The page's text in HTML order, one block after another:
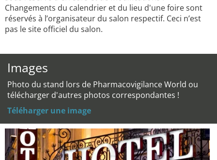
Changements du calendrier et du lieu d'une foire sont
réservés à l’organisateur du salon respectif. Ceci n’est
pas le site officiel du salon.
Images
Photo du stand lors de Pharmacovigilance World ou
télécharger d'autres photos correspondantes !
Téléharger une image